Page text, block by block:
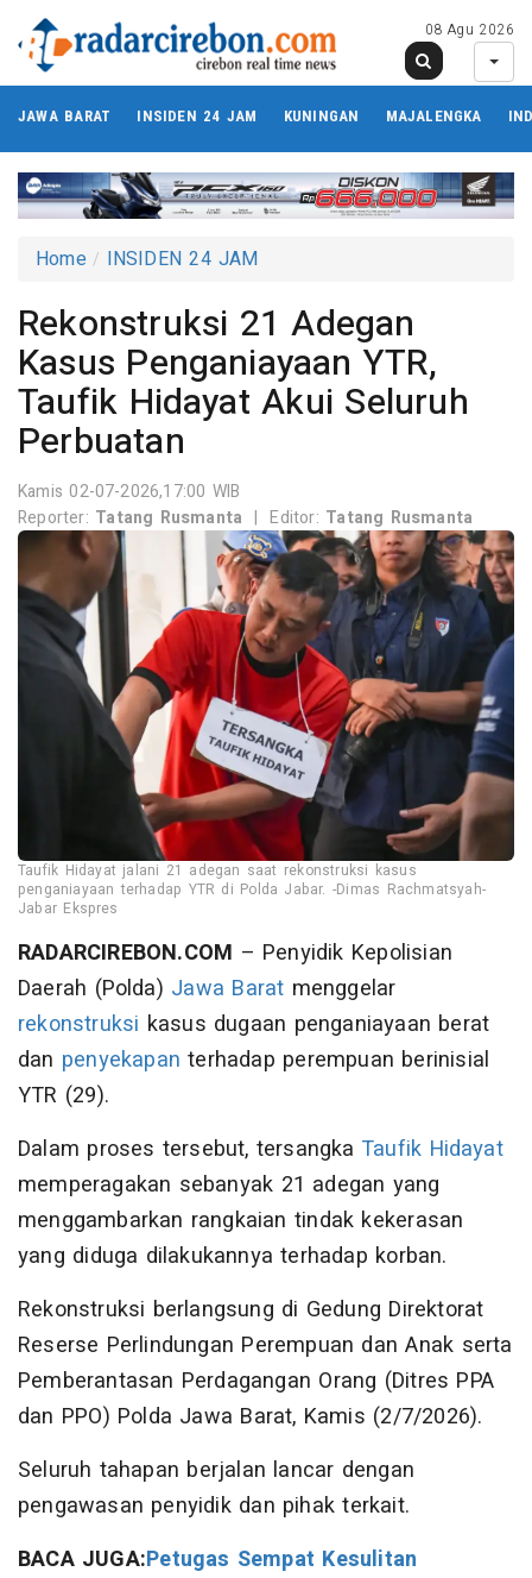
08 Agu 2026
JAWA BARAT INSIDEN 24 JAM KUNINGAN MAJALENGKA
Home INSIDEN 24 JAM
Rekonstruksi 21 Adegan
Kasus Penganiayaan YTR,
Taufik Hidayat Akui Seluruh
Perbuatan
Kamis 02-07-2026,17:00 WIB
Reporter: Tatang Rusmanta | Editor: Tatang Rusmanta
Taufik Hidayat jalani 21 adegan saat rekonstruksi kasus
penganiayaan terhadap YTR di Polda Jabar. -Dimas Rachmatsyah-
Jabar Ekspres
RADARCIREBON.COM – Penyidik Kepolisian
Daerah (Polda) Jawa Barat menggelar
rekonstruksi kasus dugaan penganiayaan berat
dan penyekapan terhadap perempuan berinisial
YTR (29).
Dalam proses tersebut, tersangka Taufik Hidayat
memperagakan sebanyak 21 adegan yang
menggambarkan rangkaian tindak kekerasan
yang diduga dilakukannya terhadap korban.
Rekonstruksi berlangsung di Gedung Direktorat
Reserse Perlindungan Perempuan dan Anak serta
Pemberantasan Perdagangan Orang (Ditres PPA
dan PPO) Polda Jawa Barat, Kamis (2/7/2026).
Seluruh tahapan berjalan lancar dengan
pengawasan penyidik dan pihak terkait.
BACA JUGA:Petugas Sempat Kesulitan